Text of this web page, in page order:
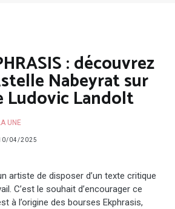
: découvrez
Nabeyrat sur
Ludovic Landolt
UNE
04/2025
artiste de disposer d’un texte critique
C’est le souhait d’encourager ce
à l’origine des bourses Ekphrasis,